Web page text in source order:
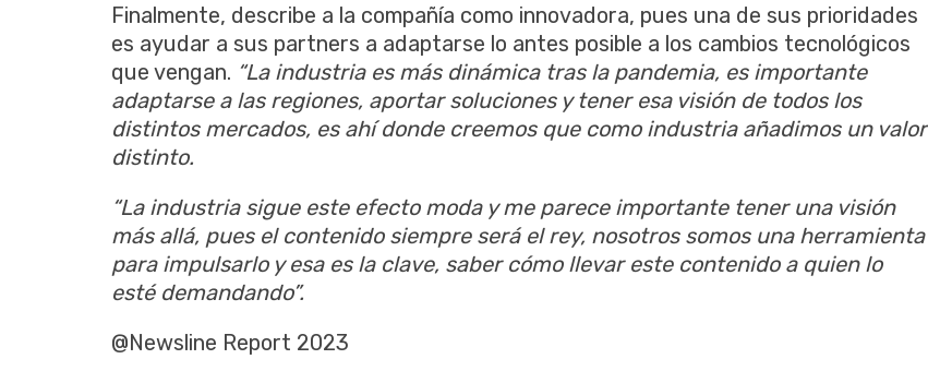
Finalmente, describe a la compañía como innovadora, pues una de sus prioridades
es ayudar a sus partners a adaptarse lo antes posible a los cambios tecnológicos
que vengan. “La industria es más dinámica tras la pandemia, es importante
adaptarse a las regiones, aportar soluciones y tener esa visión de todos los
distintos mercados, es ahí donde creemos que como industria añadimos un valor
distinto.
“La industria sigue este efecto moda y me parece importante tener una visión
más allá, pues el contenido siempre será el rey, nosotros somos una herramienta
para impulsarlo y esa es la clave, saber cómo llevar este contenido a quien lo
esté demandando”.
@Newsline Report 2023